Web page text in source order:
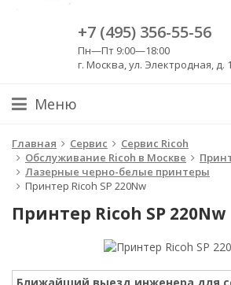
+7 (495) 356-55-56
Пн—Пт 9:00—18:00
г. Москва, ул. Электродная, д.
Меню
Главная Сервис
Сервис Ricoh
Обслуживание Ricoh в Москве
Лазерные черно-белые принтеры
Принтер Ricoh SP 220Nw
Принтер Ricoh SP 220Nw